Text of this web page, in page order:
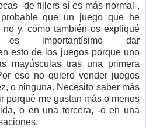
-de fillers sí es más normal-,
que un juego que he
y, como también os expliqué
dar
esto de los juegos porque uno
mayúsculas tras una primera
eso no quiero vender juegos
o ninguna. Necesito saber más
porqué me gustan más o menos
o en una tercera, -o en una